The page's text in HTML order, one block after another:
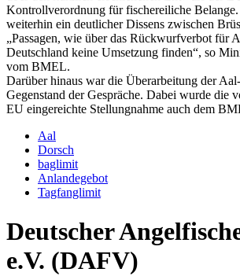
Kontrollverordnung für fischereiliche
weiterhin ein deutlicher Dissens zwischen
„Passagen, wie über das Rückwurfverbot für
Deutschland keine Umsetzung finden“, so
vom BMEL.
Darüber hinaus war die Überarbeitung der
Gegenstand der Gespräche. Dabei wurde die
EU eingereichte Stellungnahme auch dem
Aal
Dorsch
baglimit
Anlandegebot
Tagfanglimit
Deutscher
e.V. (DAFV)